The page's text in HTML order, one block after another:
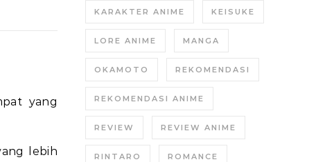
yang
lebih
KARAKTER ANIME KEISUKE
LORE ANIME MANGA
OKAMOTO REKOMENDASI
REKOMENDASI ANIME
REVIEW REVIEW ANIME
RINTARO ROMANCE